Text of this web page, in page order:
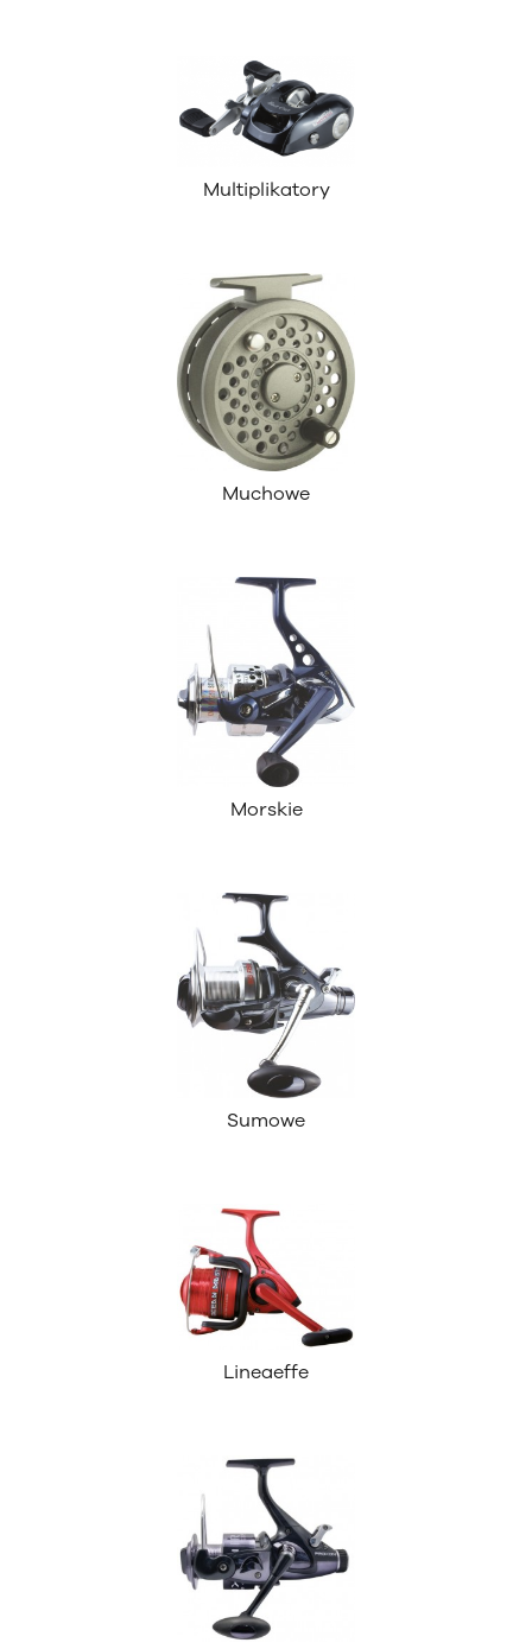
Multiplikatory
Muchowe
Morskie
Sumowe
Lineaeffe